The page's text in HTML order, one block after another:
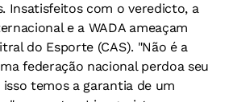
Insatisfeitos com o veredicto, a
e a WADA ameaçam
do Esporte (CAS). "Não é a
federação nacional perdoa seu
temos a garantia de um